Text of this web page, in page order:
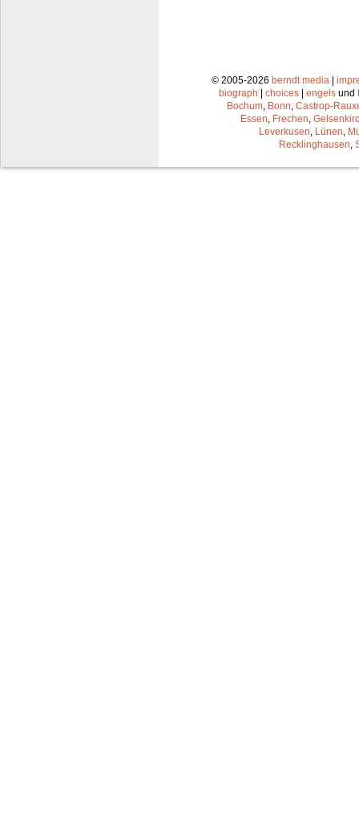
© 2005-2026 berndt media |
biograph | choices | engels und
Bochum Bonn Castrop-
Essen Frechen
Leverkusen Lünen
Recklinghausen